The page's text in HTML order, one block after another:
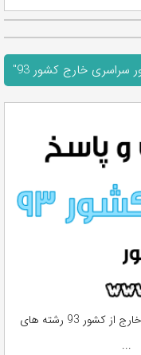
سراسری خارج کشور 93"
دانلود سوالات و پاسخ کلیدی و تشریحی کنکور خارج از کشور 93 رشته های
...